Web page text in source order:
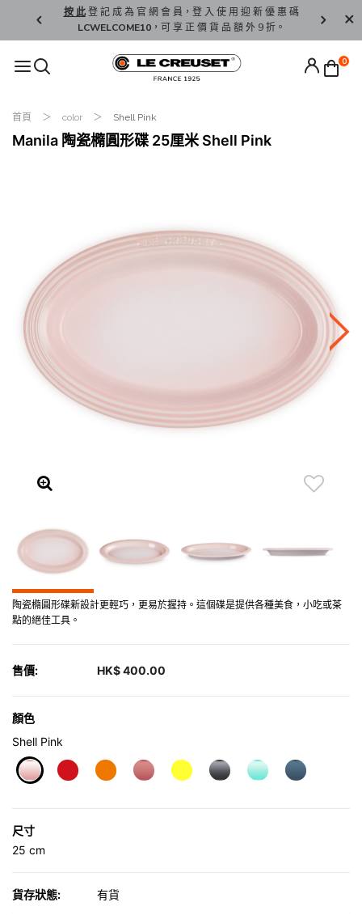
按 此登 記 成 為 官 網 會 員，登 入 使 用 迎 新 優 惠 碼
LCWELCOME10，可 享 正 價 貨 品 額 外 9 折。
香 港 / 澳
0
首頁 color Shell Pink
Manila 陶瓷橢圓形碟 25厘米 Shell Pink
陶瓷橢圓形碟新設計更輕巧，更易於握持。這個碟是提供各種美食，小吃或茶
點的絕佳工具。
售價: HK$ 400.00
顏色
Shell Pink
尺寸
25 cm
貨存狀態: 有貨